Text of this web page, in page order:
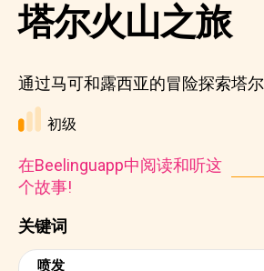
关键词
喷发
塔尔火山之旅
通过马可和露西亚的冒险探索塔尔
初级
在Beelinguapp中阅读和听这
个故事!